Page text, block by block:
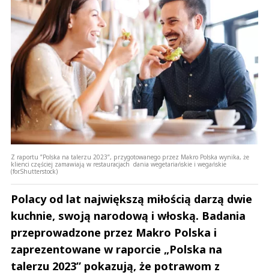
Z raportu ”Polska na talerzu 2023”, przygotowanego przez Makro Polska wynika, że
klienci częściej zamawiają w restauracjach dania wegetariańskie i wegańskie
(for.Shutterstock)
Polacy od lat największą miłością darzą dwie
kuchnie, swoją narodową i włoską. Badania
przeprowadzone przez Makro Polska i
zaprezentowane w raporcie „Polska na
talerzu 2023” pokazują, że potrawom z